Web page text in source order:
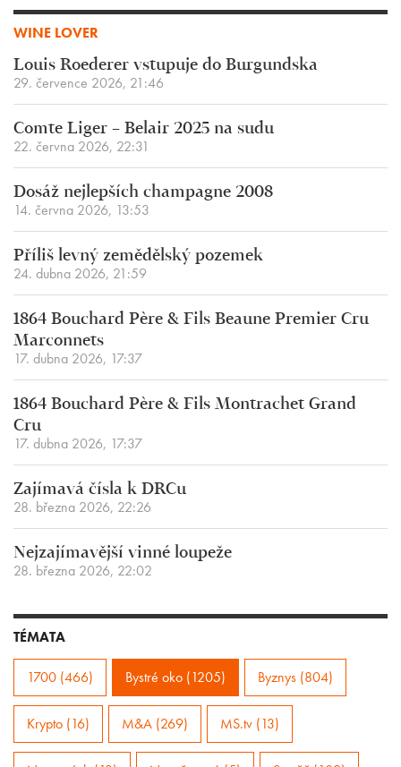
WINE LOVER
Louis Roederer vstupuje do Burgundska
29. července 2026, 21:46
Comte Liger – Belair 2025 na sudu
22. června 2026, 22:31
Dosáž nejlepších champagne 2008
14. června 2026, 13:53
Příliš levný zemědělský pozemek
24. dubna 2026, 21:59
1864 Bouchard Père & Fils Beaune Premier Cru
Marconnets
17. dubna 2026, 17:37
1864 Bouchard Père & Fils Montrachet Grand
Cru
17. dubna 2026, 17:37
Zajímavá čísla k DRCu
28. března 2026, 22:26
Nejzajímavější vinné loupeže
28. března 2026, 22:02
TÉMATA
1700 (466) Bystré oko (1205) Byznys (804)
Krypto (16) M&A (269) MS.tv (13)